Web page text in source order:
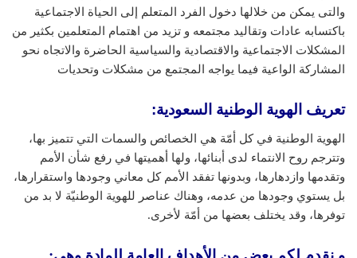
والتى يمكن من خلالها دخول الفرد المتعلم إلى الحياة الاجتماعية
باكتسابه عادات وتقاليد مجتمعه و تزيد من اهتمام المتعلمين بكثير من
المشكلات الاجتماعية والاقتصادية والسياسية الحاضرة والاتجاه نحو
المشاركة الواعية فيما يواجه المجتمع من مشكلات وتحديات
تعريف الهوية الوطنية السعودية:
الهوية الوطنية في كل أمّة هي الخصائص والسمات التي تتميز بها،
وتترجم روح الانتماء لدى أبنائها، ولها أهميتها في رفع شأن الأمم
وتقدمها وازدهارها، وبدونها تفقد الأمم كل معاني وجودها واستقرارها،
بل يستوي وجودها من عدمه، وهناك عناصر للهوية الوطنيّة لا بد من
توفرها، وقد يختلف بعضها من أمّة لأخرى.